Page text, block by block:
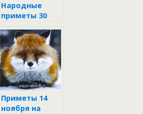
Народные
приметы 30
Евдокии
Приметы 14
ноября на